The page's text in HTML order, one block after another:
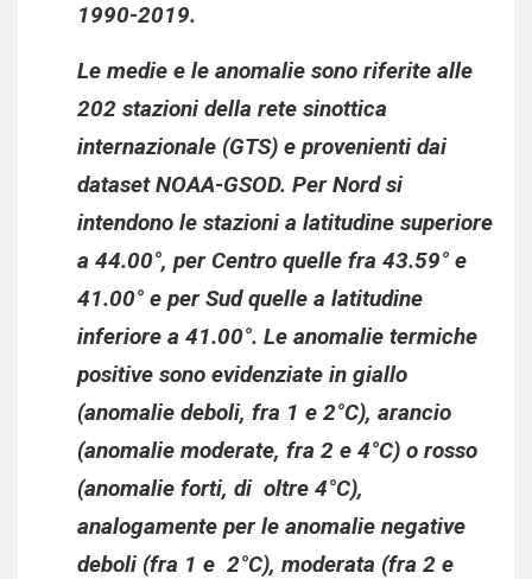
1990-2019.
Le medie e le anomalie sono riferite alle
202 stazioni della rete sinottica
internazionale (GTS) e provenienti dai
dataset NOAA-GSOD. Per Nord si
intendono le stazioni a latitudine superiore
a 44.00°, per Centro quelle fra 43.59° e
41.00° e per Sud quelle a latitudine
inferiore a 41.00°. Le anomalie termiche
positive sono evidenziate in giallo
(anomalie deboli, fra 1 e 2°C), arancio
(anomalie moderate, fra 2 e 4°C) o rosso
(anomalie forti, di oltre 4°C),
analogamente per le anomalie negative
deboli (fra 1 e 2°C), moderata (fra 2 e